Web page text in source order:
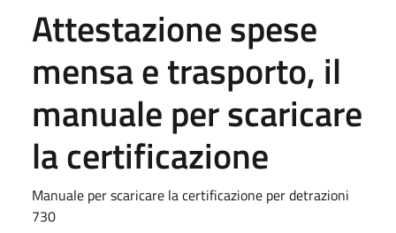
Attestazione spese
mensa e trasporto, il
manuale per scaricare
la certificazione
Manuale per scaricare la certificazione per detrazioni
730